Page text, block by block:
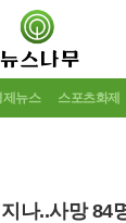
제뉴스 스포츠화제
나..사망 84